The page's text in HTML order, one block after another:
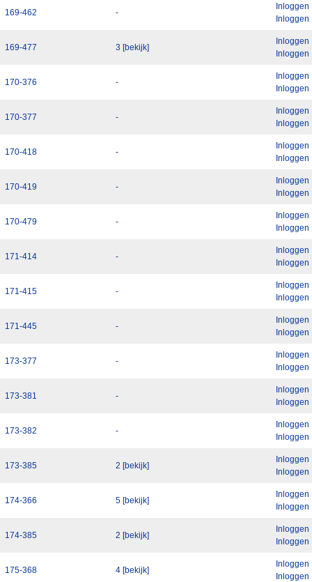
169-462 -
Inloggen
Inloggen
169-477 3 [bekijk]
Inloggen
Inloggen
170-376 -
Inloggen
Inloggen
170-377 -
Inloggen
Inloggen
170-418 -
Inloggen
Inloggen
170-419 -
Inloggen
Inloggen
170-479 -
Inloggen
Inloggen
171-414 -
Inloggen
Inloggen
171-415 -
Inloggen
Inloggen
171-445 -
Inloggen
Inloggen
173-377 -
Inloggen
Inloggen
173-381 -
Inloggen
Inloggen
173-382 -
Inloggen
Inloggen
173-385 2 [bekijk]
Inloggen
Inloggen
174-366 5 [bekijk]
Inloggen
Inloggen
174-385 2 [bekijk]
Inloggen
Inloggen
175-368 4 [bekijk]
Inloggen
Inloggen